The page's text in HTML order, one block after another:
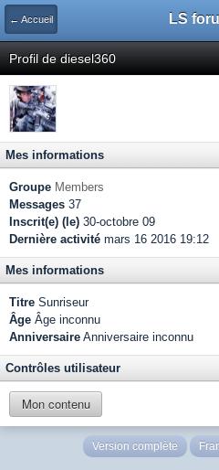
← Accueil LS
Profil de diesel360
Mes informations
Groupe Members
Messages 37
Inscrit(e) (le) 30-octobre 09
Dernière activité mars 16 2016 19:12
Mes informations
Titre Sunriseur
Âge Âge inconnu
Anniversaire Anniversaire inconnu
Contrôles utilisateur
Mon contenu
Version complète